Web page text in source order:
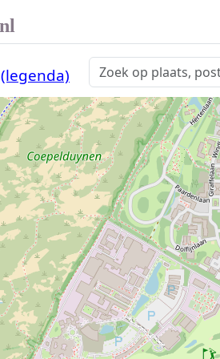
(legenda)